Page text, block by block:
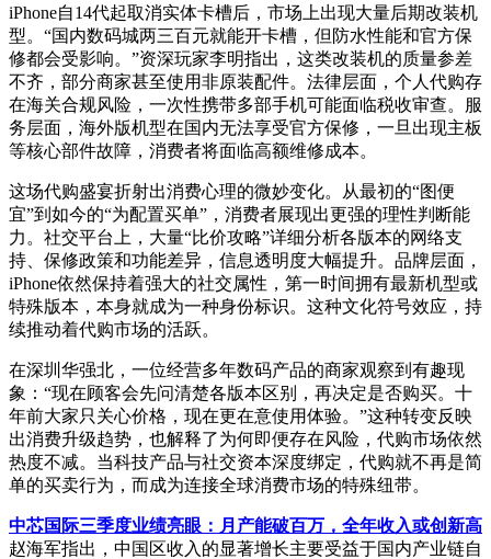
iPhone自14代起取消实体卡槽后，市场上出现大量后期改装机
型。“国内数码城两三百元就能开卡槽，但防水性能和官方保
修都会受影响。”资深玩家李明指出，这类改装机的质量参差
不齐，部分商家甚至使用非原装配件。法律层面，个人代购存
在海关合规风险，一次性携带多部手机可能面临税收审查。服
务层面，海外版机型在国内无法享受官方保修，一旦出现主板
等核心部件故障，消费者将面临高额维修成本。
这场代购盛宴折射出消费心理的微妙变化。从最初的“图便
宜”到如今的“为配置买单”，消费者展现出更强的理性判断能
力。社交平台上，大量“比价攻略”详细分析各版本的网络支
持、保修政策和功能差异，信息透明度大幅提升。品牌层面，
iPhone依然保持着强大的社交属性，第一时间拥有最新机型或
特殊版本，本身就成为一种身份标识。这种文化符号效应，持
续推动着代购市场的活跃。
在深圳华强北，一位经营多年数码产品的商家观察到有趣现
象：“现在顾客会先问清楚各版本区别，再决定是否购买。十
年前大家只关心价格，现在更在意使用体验。”这种转变反映
出消费升级趋势，也解释了为何即便存在风险，代购市场依然
热度不减。当科技产品与社交资本深度绑定，代购就不再是简
单的买卖行为，而成为连接全球消费市场的特殊纽带。
中芯国际三季度业绩亮眼：月产能破百万，全年收入或创新高
赵海军指出，中国区收入的显著增长主要受益于国内产业链自